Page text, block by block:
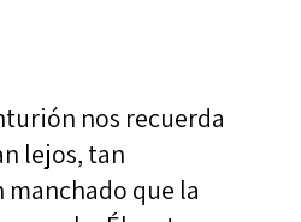
nos recuerda
lejos, tan
que la